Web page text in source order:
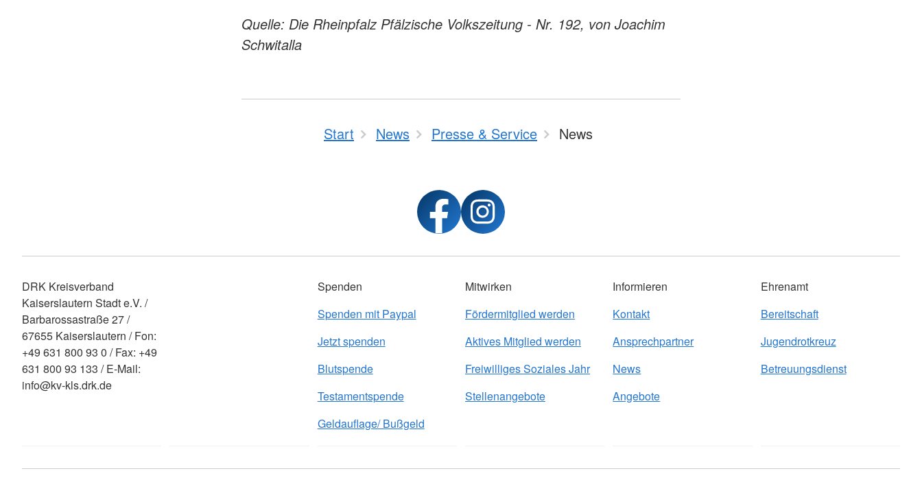
Quelle: Die Rheinpfalz Pfälzische Volkszeitung - Nr. 192, von Joachim
Schwitalla
Start News Presse & Service News
DRK Kreisverband
Kaiserslautern Stadt e.V. /
Barbarossastraße 27 /
67655 Kaiserslautern / Fon:
+49 631 800 93 0 / Fax: +49
631 800 93 133 / E-Mail:
info@kv-kls.drk.de
Spenden
Spenden mit Paypal
Jetzt spenden
Blutspende
Testamentspende
Geldauflage/ Bußgeld
Mitwirken
Fördermitglied werden
Aktives Mitglied werden
Freiwilliges Soziales Jahr
Stellenangebote
Informieren
Kontakt
Ansprechpartner
News
Angebote
Ehrenamt
Bereitschaft
Jugendrotkreuz
Betreuungsdienst